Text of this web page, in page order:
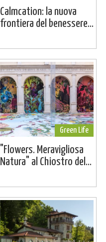
Calmcation: la nuova
frontiera del benessere...
Green Life
"Flowers. Meravigliosa
Natura" al Chiostro del...